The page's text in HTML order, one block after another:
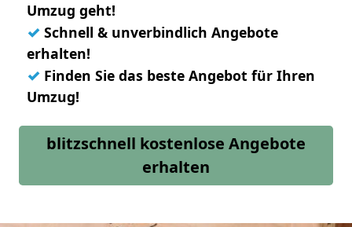
Umzug geht!
✓ Schnell & unverbindlich Angebote
erhalten!
✓ Finden Sie das beste Angebot für Ihren
Umzug!
blitzschnell kostenlose Angebote
erhalten